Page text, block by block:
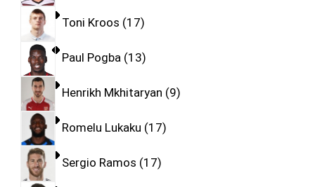
Toni Kroos 17
Paul Pogba 13
Henrikh Mkhitaryan 9
Romelu Lukaku 17
Sergio Ramos 17